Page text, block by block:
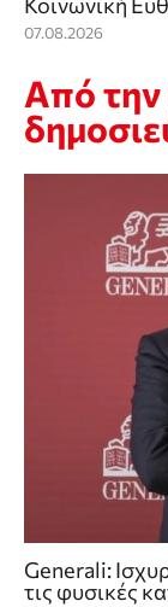
07.08.2026
Από την
Generali:
τις φυσικές